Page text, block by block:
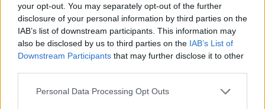
your opt-out. You may separately opt-out of the further
disclosure of your personal information by third parties on the
IAB’s list of downstream participants. This information may
also be disclosed by us to third parties on the IAB’s List of
Downstream Participants that may further disclose it to other
Personal Data Processing Opt Outs
Szerzői jogok
Adatvédelmi tájékoztató
Cookie-kezelési tájékoztató
Hozzászólási szabályzat
Nyomtatott lapjaink archívuma
Székely Hírmondó archívuma